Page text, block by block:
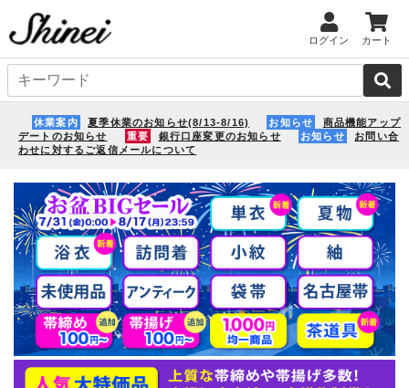
ログイン カート
休業案内 夏季休業のお知らせ(8/13-8/16) お知らせ
商品機能アップ
デートのお知らせ
重要 銀行口座変更のお知らせ お知らせ
お問い合
わせに対するご返信メールについて